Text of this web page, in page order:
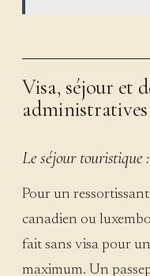
Visa, séjour et
administratives
Le séjour touristique
Pour un
canadien ou
fait sans visa pour
maximum. Un